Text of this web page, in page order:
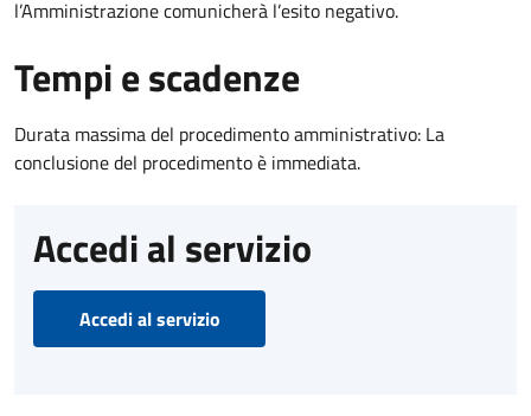
l’Amministrazione comunicherà l’esito negativo.
Tempi e scadenze
Durata massima del procedimento amministrativo: La
conclusione del procedimento è immediata.
Accedi al servizio
Accedi al servizio